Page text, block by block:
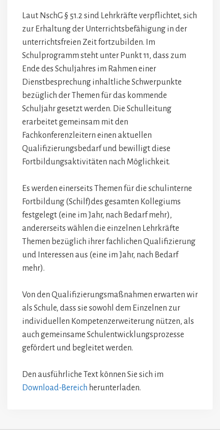
Laut NschG § 51.2 sind Lehrkräfte verpflichtet, sich
zur Erhaltung der Unterrichtsbefähigung in der
unterrichtsfreien Zeit fortzubilden. Im
Schulprogramm steht unter Punkt 11, dass zum
Ende des Schuljahres im Rahmen einer
Dienstbesprechung inhaltliche Schwerpunkte
bezüglich der Themen für das kommende
Schuljahr gesetzt werden. Die Schulleitung
erarbeitet gemeinsam mit den
Fachkonferenzleitern einen aktuellen
Qualifizierungsbedarf und bewilligt diese
Fortbildungsaktivitäten nach Möglichkeit.
Es werden einerseits Themen für die schulinterne
Fortbildung (Schilf)des gesamten Kollegiums
festgelegt (eine im Jahr, nach Bedarf mehr),
andererseits wählen die einzelnen Lehrkräfte
Themen bezüglich ihrer fachlichen Qualifizierung
und Interessen aus (eine im Jahr, nach Bedarf
mehr).
Von den Qualifizierungsmaßnahmen erwarten wir
als Schule, dass sie sowohl dem Einzelnen zur
individuellen Kompetenzerweiterung nützen, als
auch gemeinsame Schulentwicklungsprozesse
gefördert und begleitet werden.
Den ausführliche Text können Sie sich im
Download-Bereich herunterladen.